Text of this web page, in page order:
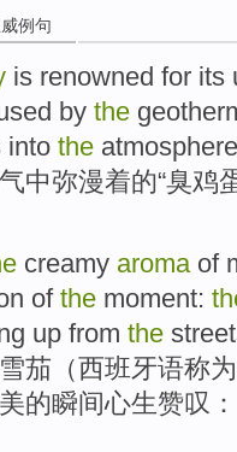
例句
is renowned for its
by the
into the
中弥漫着的“臭鸡
creamy aroma of
of the moment:
up from the
茄 （西班牙语称
的瞬间心生赞叹：